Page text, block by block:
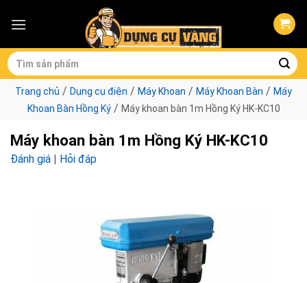
Tìm
kiếm:
Trang chủ / Dụng cụ điện / Máy Khoan / Máy Khoan Bàn / Máy
Khoan Bàn Hồng Ký/ Máy khoan bàn 1m Hồng Ký HK-KC10
Máy khoan bàn 1m Hồng Ký HK-KC10
Đánh giá | Hỏi đáp